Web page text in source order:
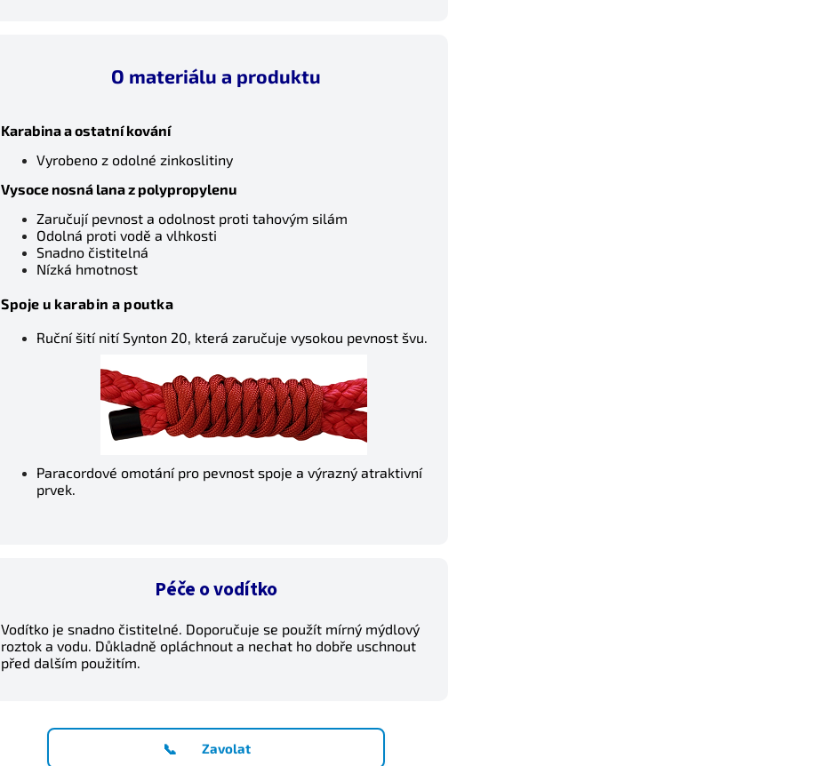
O materiálu a produktu
Karabina a ostatní kování
Vyrobeno z odolné zinkoslitiny
Vysoce nosná lana z polypropylenu
Zaručují pevnost a odolnost proti tahovým silám
Odolná proti vodě a vlhkosti
Snadno čistitelná
Nízká hmotnost
Spoje u karabin a poutka
Ruční šití nití Synton 20, která zaručuje vysokou pevnost švu.
Paracordové omotání pro pevnost spoje a výrazný atraktivní
prvek.
Péče o vodítko
Vodítko je snadno čistitelné. Doporučuje se použít mírný mýdlový
roztok a vodu. Důkladně opláchnout a nechat ho dobře uschnout
před dalším použitím.
📞 Zavolat
Letní nabídka
Sleva na celý nákup 5%.
Zadejte kód:
LETO5